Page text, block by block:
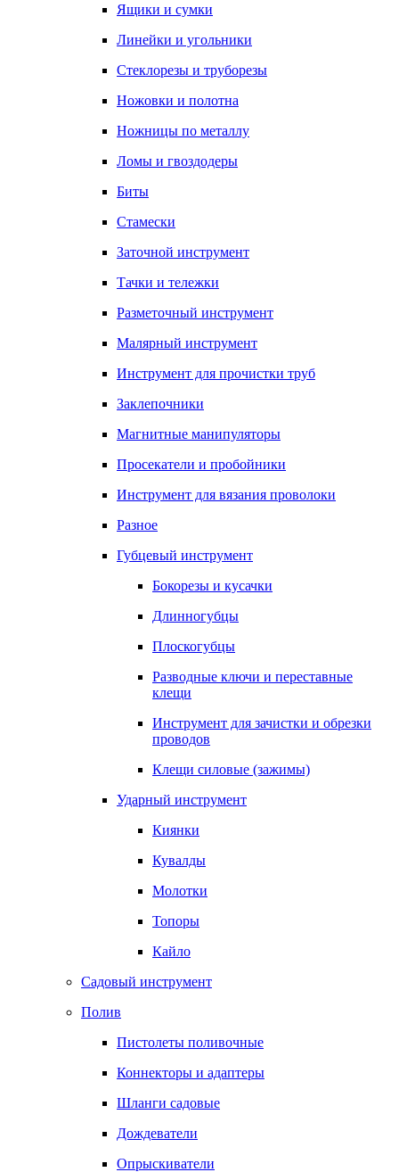
Ящики и сумки
Линейки и угольники
Стеклорезы и труборезы
Ножовки и полотна
Ножницы по металлу
Ломы и гвоздодеры
Биты
Стамески
Заточной инструмент
Тачки и тележки
Разметочный инструмент
Малярный инструмент
Инструмент для прочистки труб
Заклепочники
Магнитные манипуляторы
Просекатели и пробойники
Инструмент для вязания проволоки
Разное
Губцевый инструмент
Бокорезы и кусачки
Длинногубцы
Плоскогубцы
Разводные ключи и переставные
клещи
Инструмент для зачистки и обрезки
проводов
Клещи силовые (зажимы)
Ударный инструмент
Киянки
Кувалды
Молотки
Топоры
Кайло
Садовый инструмент
Полив
Пистолеты поливочные
Коннекторы и адаптеры
Шланги садовые
Дождеватели
Опрыскиватели